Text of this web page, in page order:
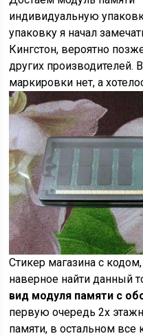
индивидуальную
упаковку я начал
Кингстон, вероятно
других производителей.
маркировки нет, а
Стикер магазина с
наверное найти данный
вид модуля памяти с
первую очередь 2х
памяти, в остальном все